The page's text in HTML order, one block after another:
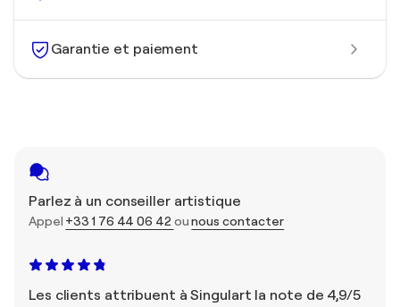
Garantie et paiement
Parlez à un conseiller artistique
Appel +33 1 76 44 06 42 ounous contacter
Les clients attribuent à Singulart la note de 4,9/5